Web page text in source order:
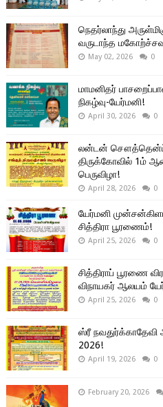
நெதர்லாந்து
வருடாந்த
May 02, 2026 0
மாமனிதர்
நிகழ்வு-யேர்மனி!
April 30, 2026 0
லன்டன் சௌத்தென்ட்
திருக்கோவில் 1ம்
பெருவிழா!
April 28, 2026 0
யேர்மனி
சித்திரா பூரணைம்!
April 25, 2026 0
சித்திராப் பூரணை
விநாயகர் ஆலயம்
April 25, 2026 0
ஸ்ரீ
2026!
April 19, 2026 0
February 20, 2026